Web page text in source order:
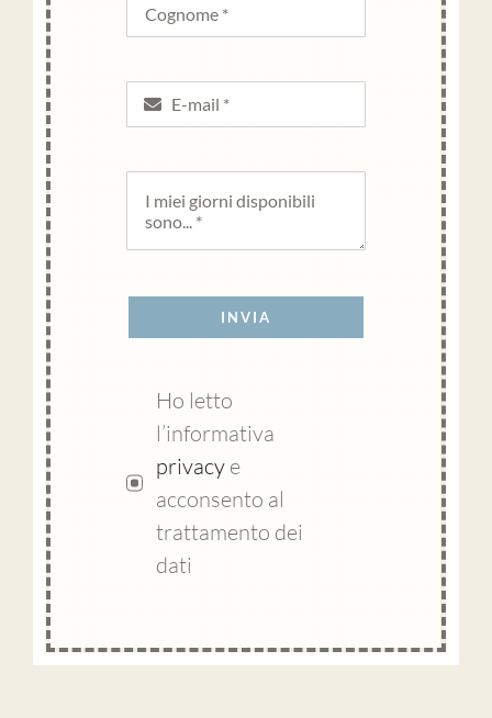
INVIA
Ho letto
l’informativa
privacy e
acconsento al
trattamento dei
dati